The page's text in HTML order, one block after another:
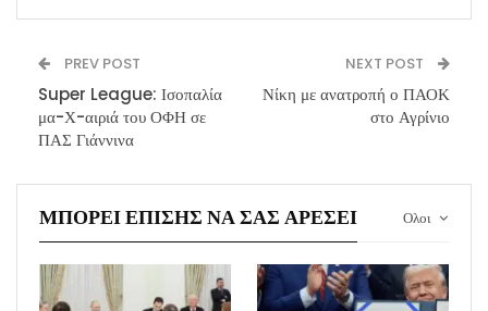
PREV POST
Super League: Ισοπαλία
μα-Χ-αιριά του ΟΦΗ σε
ΠΑΣ Γιάννινα
NEXT POST
Νίκη με ανατροπή ο ΠΑΟΚ
στο Αγρίνιο
Ολοι
ΜΠΟΡΕΊ ΕΠΊΣΗΣ ΝΑ ΣΑΣ ΑΡΈΣΕΙ